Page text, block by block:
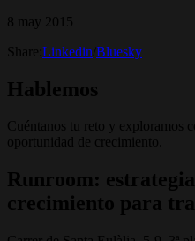
8 may 2015
Share: Linkedin Bluesky
Hablemos
Cuéntanos tu reto y exploramos
oportunidad de crecimiento.
Runroom:
crecimiento para